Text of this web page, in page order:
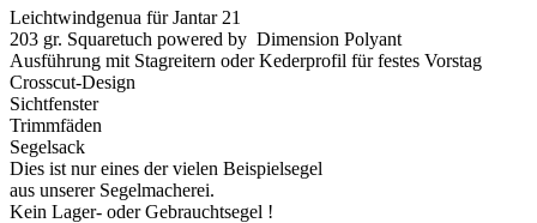
Leichtwindgenua für Jantar 21
203 gr. Squaretuch powered by Dimension Polyant
Ausführung mit Stagreitern oder Kederprofil für festes Vorstag
Crosscut-Design
Sichtfenster
Trimmfäden
Segelsack
Dies ist nur eines der vielen Beispielsegel
aus unserer Segelmacherei.
Kein Lager- oder Gebrauchtsegel !